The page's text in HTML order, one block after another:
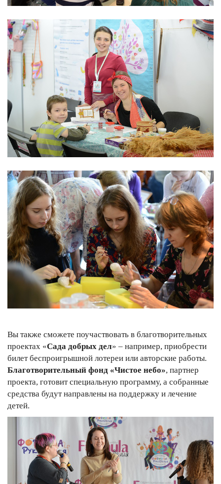
Вы также сможете поучаствовать в благотворительных
проектах «Сада добрых дел» – например, приобрести
билет беспроигрышной лотереи или авторские работы.
Благотворительный фонд «Чистое небо», партнер
проекта, готовит специальную программу, а собранные
средства будут направлены на поддержку и лечение
детей.